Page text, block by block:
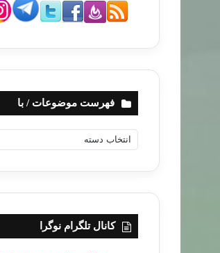
فهرست موضوعات / با
ه
ت
ض
کانال تلگرام نوگرا